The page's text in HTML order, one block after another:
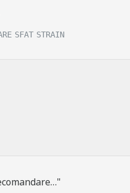
SFAT STRAIN